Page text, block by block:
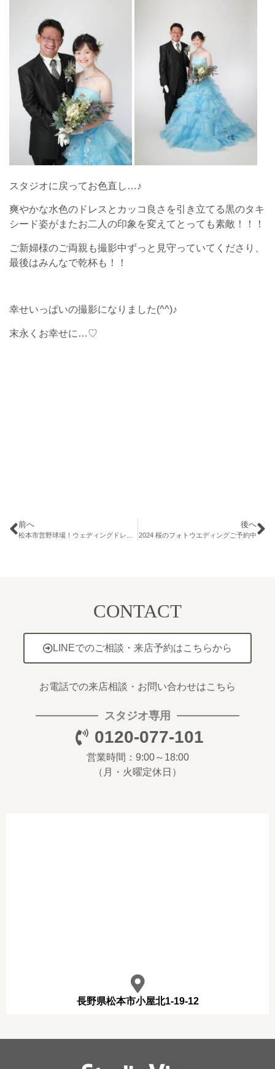
スタジオに戻ってお色直し…♪
爽やかな水色のドレスとカッコ良さを引き立てる黒のタキ
シード姿がまたお二人の印象を変えてとっても素敵！！！
ご新婦様のご両親も撮影中ずっと見守っていてくださり、
最後はみんなで乾杯も！！
幸せいっぱいの撮影になりました(^^)♪
末永くお幸せに…♡
前へ 後へ
2024 桜のフォトウエディングご予約中
CONTACT
LINEでのご相談・来店予約はこちらから
お電話での来店相談・お問い合わせはこちら
スタジオ専用
0120-077-101
営業時間：9:00～18:00
（月・火曜定休日）
長野県松本市小屋北1-19-12